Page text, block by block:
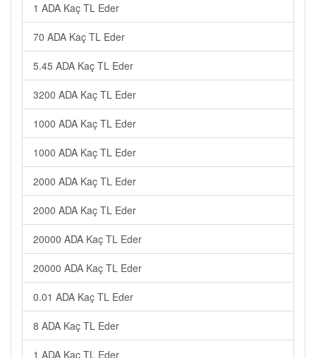
1 ADA Kaç TL Eder
70 ADA Kaç TL Eder
5.45 ADA Kaç TL Eder
3200 ADA Kaç TL Eder
1000 ADA Kaç TL Eder
1000 ADA Kaç TL Eder
2000 ADA Kaç TL Eder
2000 ADA Kaç TL Eder
20000 ADA Kaç TL Eder
20000 ADA Kaç TL Eder
0.01 ADA Kaç TL Eder
8 ADA Kaç TL Eder
1 ADA Kaç TL Eder